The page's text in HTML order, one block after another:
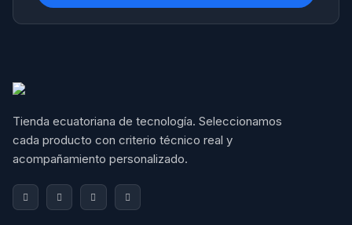
Tienda ecuatoriana de tecnología. Seleccionamos
cada producto con criterio técnico real y
acompañamiento personalizado.